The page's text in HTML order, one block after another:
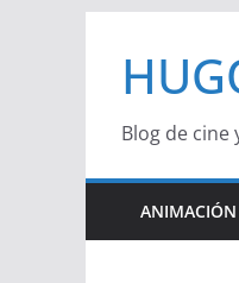
contenido
Blog de cine
ANIMACIÓN